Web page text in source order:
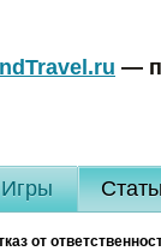
—
Игры
от